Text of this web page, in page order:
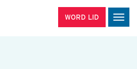
WORD LID